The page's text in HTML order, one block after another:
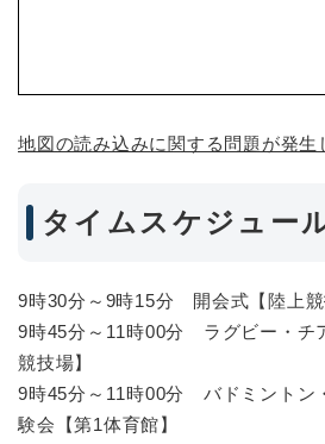
地図の読み込みに関する問題が発生
タイムスケジュー
9時30分～9時15分 開会式【陸上競
9時45分～11時00分 ラグビー・チ
競技場】
9時45分～11時00分 バドミントン
験会【第1体育館】